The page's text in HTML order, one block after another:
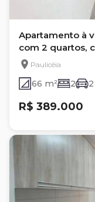
Apartamento à
com 2 quartos,
Paulicéia
66 m² 2 2
R$ 389.000